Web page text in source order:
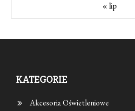
« lip
KATEGORIE
Akcesoria Oświetleniowe